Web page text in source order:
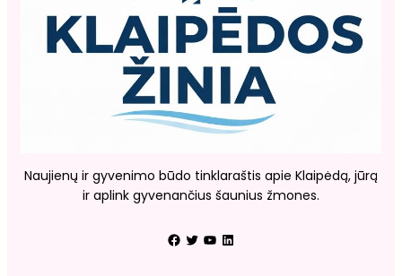
Naujienų ir gyvenimo būdo tinklaraštis apie Klaipėdą, jūrą
ir aplink gyvenančius šaunius žmones.
Facebook Twitter YouTube LinkedIn